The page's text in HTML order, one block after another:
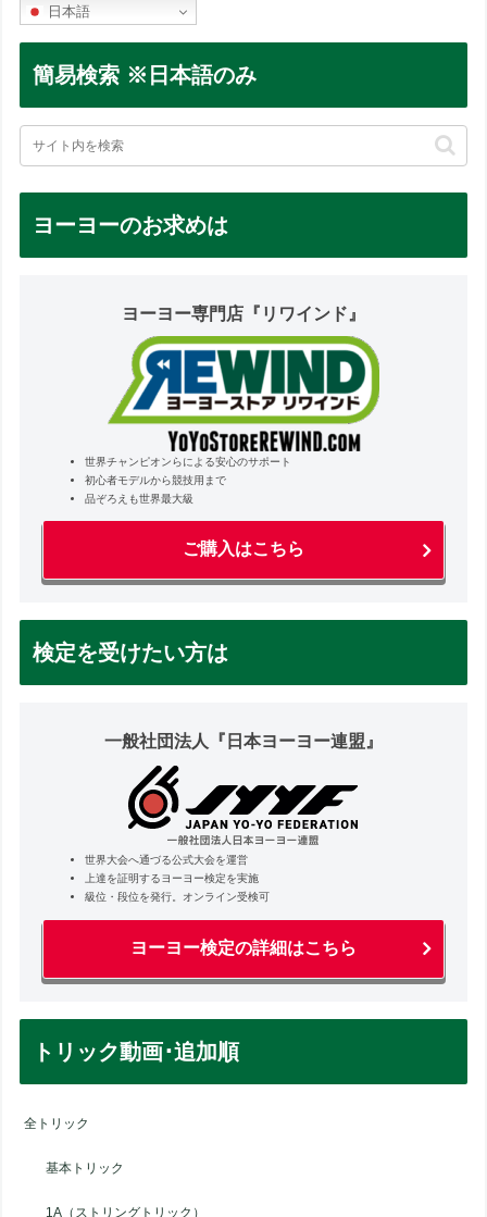
日本語
簡易検索 ※日本語のみ
ヨーヨーのお求めは
ヨーヨー専門店『リワインド』
世界チャンピオンらによる安心のサポート
初心者モデルから競技用まで
品ぞろえも世界最大級
ご購入はこちら
検定を受けたい方は
一般社団法人『日本ヨーヨー連盟』
世界大会へ通づる公式大会を運営
上達を証明するヨーヨー検定を実施
級位・段位を発行。オンライン受検可
ヨーヨー検定の詳細はこちら
トリック動画･追加順
全トリック
基本トリック
1A（ストリングトリック）